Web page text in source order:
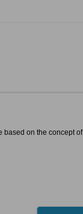
based on the concept of